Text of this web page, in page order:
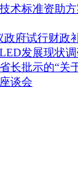
术标准资助
府试行财
发展现状
长批示的“关
谈会